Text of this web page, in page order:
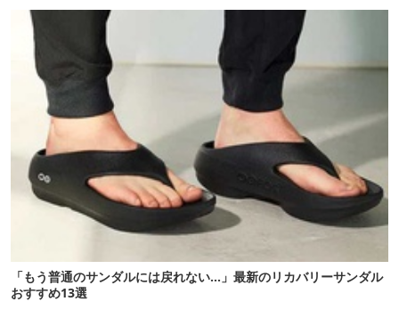
「もう普通のサンダルには戻れない…」最新のリカバリーサンダル
おすすめ13選